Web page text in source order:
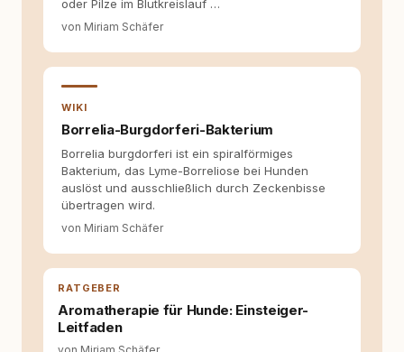
sich dabei immer auf das grosse Ganze:
Welche Themen sind relevant? Welche
entstehen dort, wo Information,
Selbstreflexion und Bereitschaft zum
Hinterfragen zusammenkommen. Mit meinen
Texten möchte ich genau dazu beitragen.
oder Pilze im Blutkreislauf …
von Miriam Schäfer
WIKI
Borrelia-Burgdorferi-Bakterium
Borrelia burgdorferi ist ein spiralförmiges
Bakterium, das Lyme-Borreliose bei Hunden
auslöst und ausschließlich durch Zeckenbisse
übertragen wird.
von Miriam Schäfer
RATGEBER
Aromatherapie für Hunde: Einsteiger-
Leitfaden